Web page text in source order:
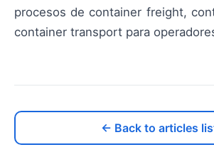
procesos de container freight,
container transport para
← Back to articles